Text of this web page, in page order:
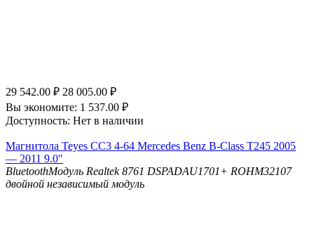
29 542.00 ₽ 28 005.00 ₽
Вы экономите: 1 537.00 ₽
Доступность: Нет в наличии
Магнитола Teyes CC3 4-64 Mercedes Benz B-Class T245 2005
— 2011 9.0"
BluetoothМодуль Realtek 8761 DSPADAU1701+ ROHM32107
двойной независимый модуль